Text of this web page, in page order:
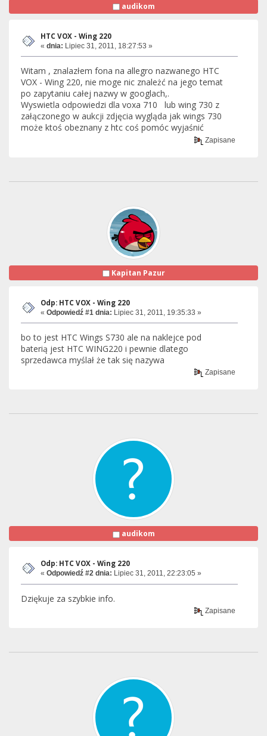
audikom
HTC VOX - Wing 220
« dnia: Lipiec 31, 2011, 18:27:53 »
Witam , znalazłem fona na allegro nazwanego HTC
VOX - Wing 220, nie moge nic znależć na jego temat
po zapytaniu całej nazwy w googlach,.
Wyswietla odpowiedzi dla voxa 710 lub wing 730 z
załączonego w aukcji zdjęcia wygląda jak wings 730
może ktoś obeznany z htc coś pomóc wyjaśnić
Zapisane
Kapitan Pazur
Odp: HTC VOX - Wing 220
« Odpowiedź #1 dnia: Lipiec 31, 2011, 19:35:33 »
bo to jest HTC Wings S730 ale na naklejce pod
baterią jest HTC WING220 i pewnie dlatego
sprzedawca myślał że tak się nazywa
Zapisane
audikom
Odp: HTC VOX - Wing 220
« Odpowiedź #2 dnia: Lipiec 31, 2011, 22:23:05 »
Dziękuje za szybkie info.
Zapisane